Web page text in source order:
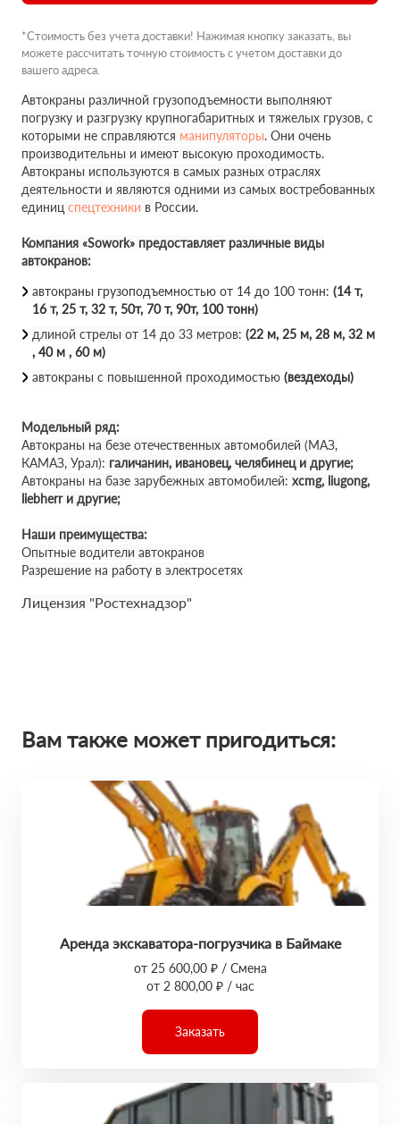
*Стоимость без учета доставки! Нажимая кнопку заказать, вы
можете рассчитать точную стоимость с учетом доставки до
вашего адреса.
Автокраны различной грузоподъемности выполняют
погрузку и разгрузку крупногабаритных и тяжелых грузов, с
которыми не справляются манипуляторы. Они очень
производительны и имеют высокую проходимость.
Автокраны используются в самых разных отраслях
деятельности и являются одними из самых востребованных
единиц спецтехники в России.
Компания «Sowork» предоставляет различные виды
автокранов:
автокраны грузоподъемностью от 14 до 100 тонн: (14 т,
16 т, 25 т, 32 т, 50т, 70 т, 90т, 100 тонн)
длиной стрелы от 14 до 33 метров: (22 м, 25 м, 28 м, 32 м
, 40 м , 60 м)
автокраны с повышенной проходимостью (вездеходы)
Модельный ряд:
Автокраны на безе отечественных автомобилей (МАЗ,
КАМАЗ, Урал): галичанин, ивановец, челябинец и другие;
Автокраны на базе зарубежных автомобилей: xcmg, liugong,
liebherr и другие;
Наши преимущества:
Опытные водители автокранов
Разрешение на работу в электросетях
Лицензия "Ростехнадзор"
Вам также может пригодиться:
Аренда экскаватора-погрузчика в Баймаке
от 25 600,00 ₽ / Смена
от 2 800,00 ₽ / час
Заказать